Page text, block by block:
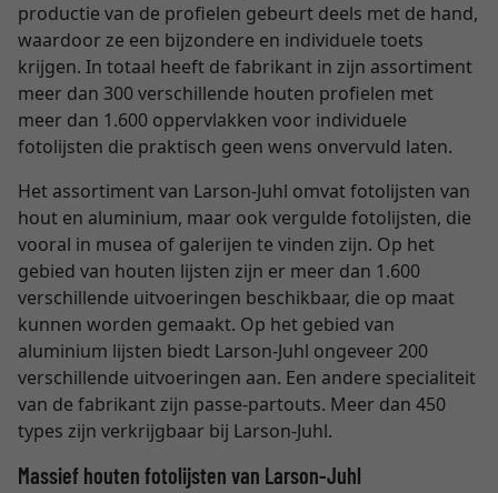
productie van de profielen gebeurt deels met de hand,
waardoor ze een bijzondere en individuele toets
krijgen. In totaal heeft de fabrikant in zijn assortiment
meer dan 300 verschillende houten profielen met
meer dan 1.600 oppervlakken voor individuele
fotolijsten die praktisch geen wens onvervuld laten.
Het assortiment van Larson-Juhl omvat fotolijsten van
hout en aluminium, maar ook vergulde fotolijsten, die
vooral in musea of galerijen te vinden zijn. Op het
gebied van houten lijsten zijn er meer dan 1.600
verschillende uitvoeringen beschikbaar, die op maat
kunnen worden gemaakt. Op het gebied van
aluminium lijsten biedt Larson-Juhl ongeveer 200
verschillende uitvoeringen aan. Een andere specialiteit
van de fabrikant zijn passe-partouts. Meer dan 450
types zijn verkrijgbaar bij Larson-Juhl.
Massief houten fotolijsten van Larson-Juhl